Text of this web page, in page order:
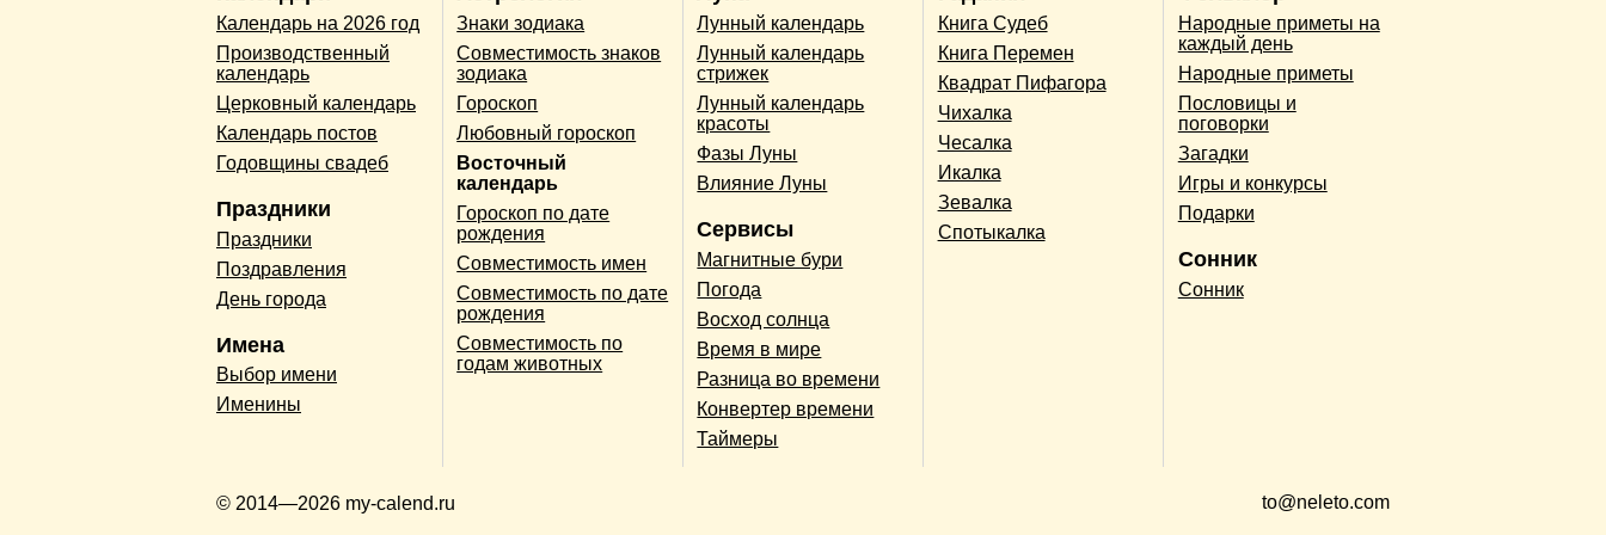
Календарь на 2026 год
Производственный
календарь
Церковный календарь
Календарь постов
Годовщины свадеб
Праздники
Праздники
Поздравления
День города
Имена
Выбор имени
Именины
Знаки зодиака
Совместимость знаков
зодиака
Гороскоп
Любовный гороскоп
Восточный
календарь
Гороскоп по дате
рождения
Совместимость имен
Совместимость по дате
рождения
Совместимость по
годам животных
Лунный календарь
Лунный календарь
стрижек
Лунный календарь
красоты
Фазы Луны
Влияние Луны
Сервисы
Магнитные бури
Погода
Восход солнца
Время в мире
Разница во времени
Конвертер времени
Таймеры
Книга Судеб
Книга Перемен
Квадрат Пифагора
Чихалка
Чесалка
Икалка
Зевалка
Спотыкалка
Народные приметы на
каждый день
Народные приметы
Пословицы и
поговорки
Загадки
Игры и конкурсы
Подарки
Сонник
Сонник
© 2014—2026 my-calend.ru to@neleto.com